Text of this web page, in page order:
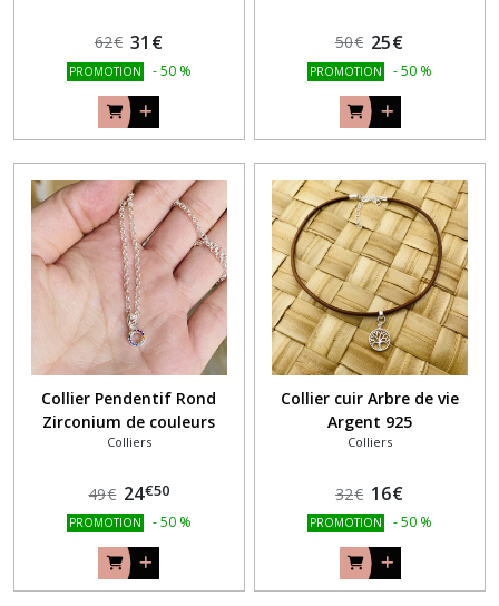
62€ 31 €
PROMOTION -50 %
50€ 25€
PROMOTION -50 %
Collier Pendentif Rond
Zirconium de couleurs
Argent 925
Colliers
49€ 24€50
PROMOTION -50 %
Collier cuir Arbre de vie
Argent 925
Colliers
32€ 16€
PROMOTION -50 %